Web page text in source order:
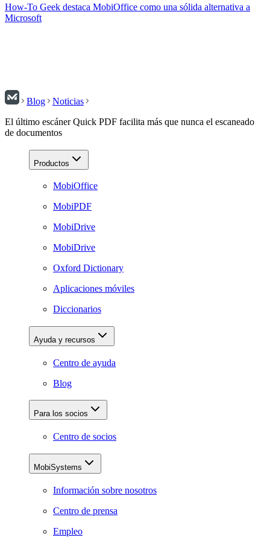
How-To Geek destaca MobiOffice como una sólida alternativa a
Microsoft
Blog
Noticias
El último escáner Quick PDF facilita más que nunca el escaneado
de documentos
Productos
MobiOffice
MobiPDF
MobiDrive
MobiDrive
Oxford Dictionary
Aplicaciones móviles
Diccionarios
Ayuda y recursos
Centro de ayuda
Blog
Para los socios
Centro de socios
MobiSystems
Información sobre nosotros
Centro de prensa
Empleo